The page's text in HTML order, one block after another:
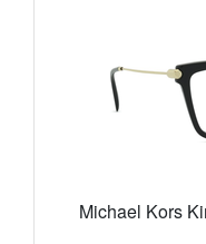
Michael Kors